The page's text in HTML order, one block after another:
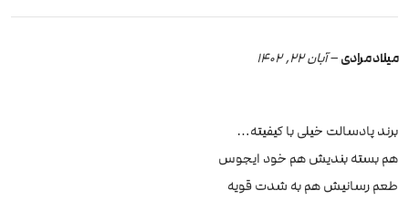
میلاد مرادی–آبان 22, 1402
برند پادسالت خیلی با کیفیته…
هم بسته بندیش هم خود ایجوس
طعم رسانیش هم به شدت قویه